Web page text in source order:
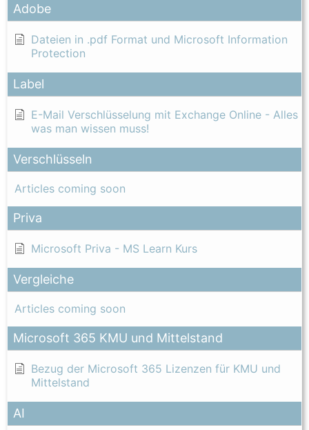
Adobe
Dateien in .pdf Format und Microsoft Information
Protection
Label
E-Mail Verschlüsselung mit Exchange Online - Alles
was man wissen muss!
Verschlüsseln
Articles coming soon
Priva
Microsoft Priva - MS Learn Kurs
Vergleiche
Articles coming soon
Microsoft 365 KMU und Mittelstand
Bezug der Microsoft 365 Lizenzen für KMU und
Mittelstand
AI